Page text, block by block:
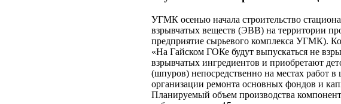
УГМК осенью начала строительство
взрывчатых веществ (ЭВВ) на территории
предприятие сырьевого комплекса УГМК).
«На Гайском ГОКе будут выпускаться не
взрывчатых ингредиентов и приобретают
(шпуров) непосредственно на местах работ
организации ремонта основных фондов и
Планируемый объем производства